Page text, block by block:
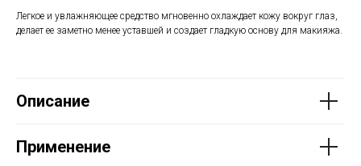
Легкое и увлажняющее средство мгновенно охлаждает кожу вокруг глаз,
делает ее заметно менее уставшей и создает гладкую основу для макияжа. ​
Описание
Применение